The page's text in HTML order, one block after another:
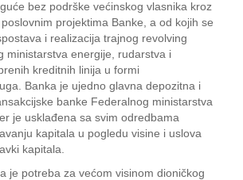
bez podrške većinskog vlasnika kroz
projektima Banke, a od kojih se
i realizacija trajnog revolving
ministarstva energije, rudarstva i
kreditnih linija u formi
Banka je ujedno glavna depozitna i
banke Federalnog ministarstva
je usklađena sa svim odredbama
kapitala u pogledu visine i uslova
kapitala.
je potreba za većom visinom dioničkog